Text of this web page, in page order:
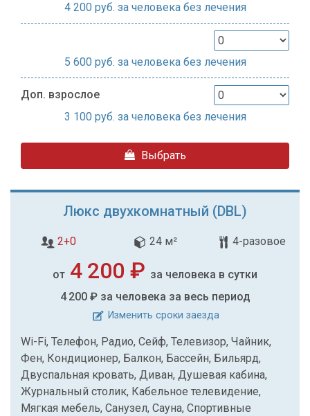
4 200 руб. за человека без лечения
5 600 руб. за человека без лечения
Доп. взрослое
3 100 руб. за человека без лечения
Выбрать
Люкс двухкомнатный (DBL)
2+0 24 м² 4-разовое
от 4 200 ₽ за человека в сутки
4 200 ₽ за человека за весь период
Изменить сроки заезда
Wi-Fi, Телефон, Радио, Сейф, Телевизор, Чайник,
Фен, Кондиционер, Балкон, Бассейн, Бильярд,
Двуспальная кровать, Диван, Душевая кабина,
Журнальный столик, Кабельное телевидение,
Мягкая мебель, Санузел, Сауна, Спортивные